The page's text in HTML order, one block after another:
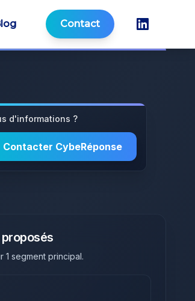
Contact
d'informations ?
Contacter CybeRéponse
1 segment principal.